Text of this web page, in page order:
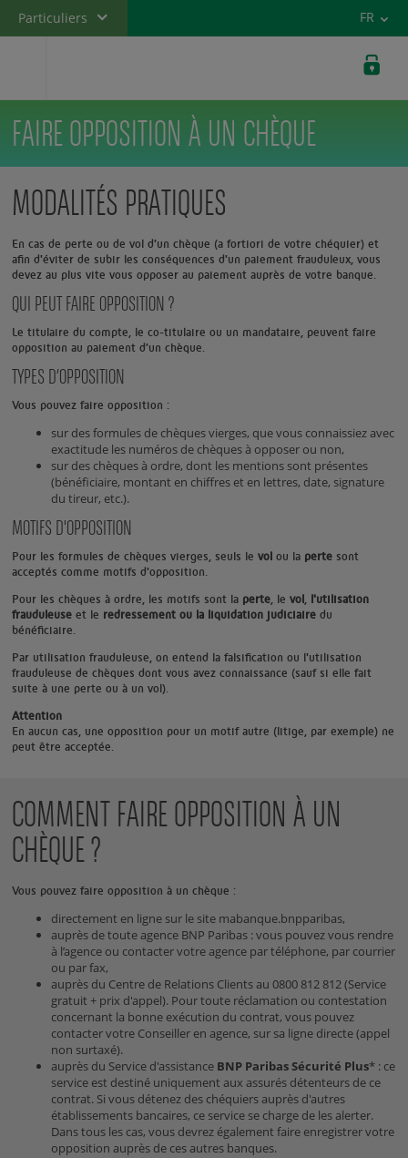
Particuliers
Entreprises
FR
FAIRE OPPOSITION À UN CHÈQUE
MODALITÉS PRATIQUES
En cas de perte ou de vol d'un chèque (a fortiori de votre chéquier) et
afin d'éviter de subir les conséquences d'un paiement frauduleux, vous
devez au plus vite vous opposer au paiement auprès de votre banque.
QUI PEUT FAIRE OPPOSITION ?
Le titulaire du compte, le co-titulaire ou un mandataire, peuvent faire
opposition au paiement d'un chèque.
TYPES D’OPPOSITION
Vous pouvez faire opposition :
sur des formules de chèques vierges, que vous connaissiez avec
exactitude les numéros de chèques à opposer ou non,
sur des chèques à ordre, dont les mentions sont présentes
(bénéficiaire, montant en chiffres et en lettres, date, signature
du tireur, etc.).
MOTIFS D'OPPOSITION
Pour les formules de chèques vierges, seuls le vol ou la perte sont
acceptés comme motifs d'opposition.
Pour les chèques à ordre, les motifs sont la perte, le vol, l'utilisation
frauduleuse et le redressement ou la liquidation judiciaire du
bénéficiaire.
Par utilisation frauduleuse, on entend la falsification ou l'utilisation
frauduleuse de chèques dont vous avez connaissance (sauf si elle fait
suite à une perte ou à un vol).
Attention
En aucun cas, une opposition pour un motif autre (litige, par exemple) ne
peut être acceptée.
COMMENT FAIRE OPPOSITION À UN
CHÈQUE ?
Vous pouvez faire opposition à un chèque :
directement en ligne sur le site mabanque.bnpparibas,
auprès de toute agence BNP Paribas : vous pouvez vous rendre
à l’agence ou contacter votre agence par téléphone, par courrier
ou par fax,
auprès du Centre de Relations Clients au 0800 812 812 (Service
gratuit + prix d'appel). Pour toute réclamation ou contestation
concernant la bonne exécution du contrat, vous pouvez
contacter votre Conseiller en agence, sur sa ligne directe (appel
non surtaxé).
auprès du Service d'assistance BNP Paribas Sécurité Plus* : ce
service est destiné uniquement aux assurés détenteurs de ce
contrat. Si vous détenez des chéquiers auprès d'autres
établissements bancaires, ce service se charge de les alerter.
Dans tous les cas, vous devrez également faire enregistrer votre
opposition auprès de ces autres banques.